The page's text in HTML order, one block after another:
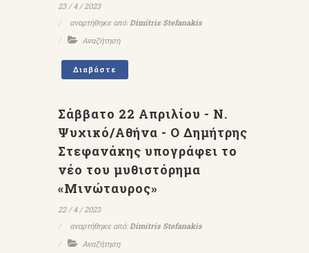
23 / 4 / 2023
αναρτήθηκε από:Dimitris Stefanakis
Αναζήτηση
Διαβάστε
Σάββατο 22 Απριλίου - Ν.
Ψυχικό/Αθήνα - Ο Δημήτρης
Στεφανάκης υπογράφει το
νέο του μυθιστόρημα
«Μινώταυρος»
22 / 4 / 2023
αναρτήθηκε από:Dimitris Stefanakis
Αναζήτηση